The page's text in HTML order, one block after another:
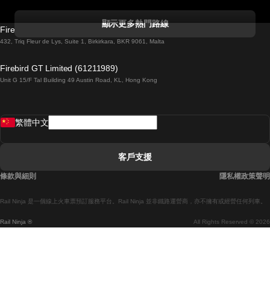
都柏林開往戈尔韦的列車
羅馬開往拿坡里的列車
顯示更多熱門路線
Firebird GT Limited (OC 1451)
432, Triq Fleur de Lys, Suite 1, Birkirkara, BKR 9061, Malta
Firebird GT Limited (61211989)
Unit G 15/F Tal Building 49 Austin Road, KL, Hong Kong
Rail Ninja ® All Rights Reserved © 2026
Rail Ninja 是一個線上火車票預訂服務平台。Rail Ninja 並非鐵路運營商，亦不擁有或經營任何列車。
繁體中文
客戶支援
條款與細則 隱私權政策聲明